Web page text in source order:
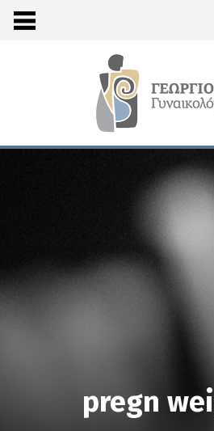
pregn